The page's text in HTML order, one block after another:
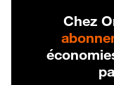
Chez